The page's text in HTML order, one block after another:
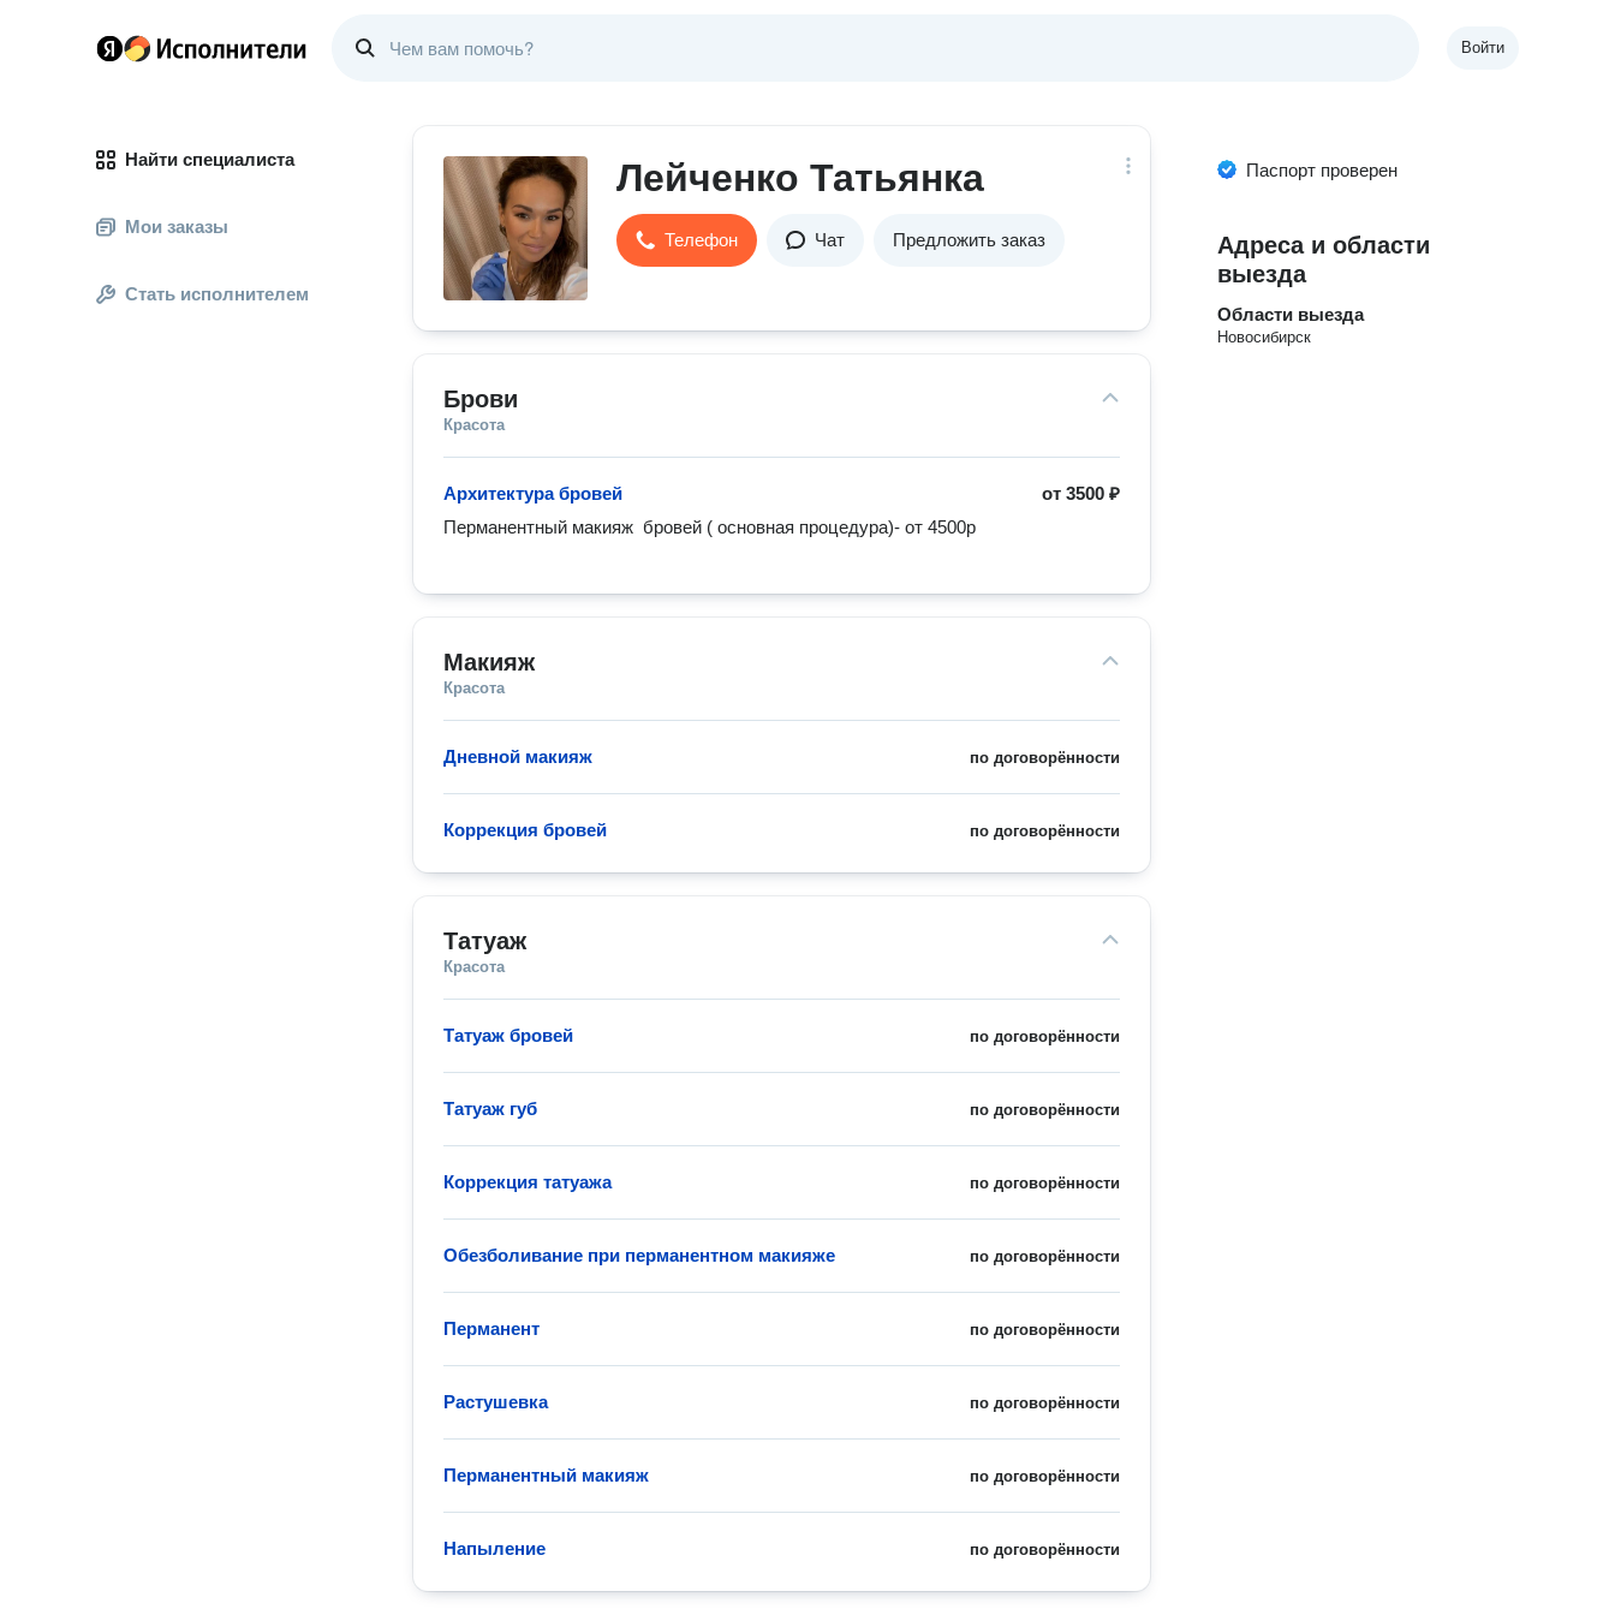
Войти
Найти специалиста
Мои заказы
Стать исполнителем
Лейченко Татьянка
Телефон Чат Предложить заказ
Брови
Красота
от3500 ₽
Архитектура бровей
Перманентный макияж  бровей ( основная процедура)- от 4500р
Макияж
Красота
по договорённости
Дневной макияж
по договорённости
Коррекция бровей
Татуаж
Красота
по договорённости
Татуаж бровей
по договорённости
Татуаж губ
по договорённости
Коррекция татуажа
по договорённости
Обезболивание при перманентном макияже
по договорённости
Перманент
по договорённости
Растушевка
по договорённости
Перманентный макияж
по договорённости
Напыление
Паспорт проверен
Адреса и области
выезда
Области выезда
Новосибирск